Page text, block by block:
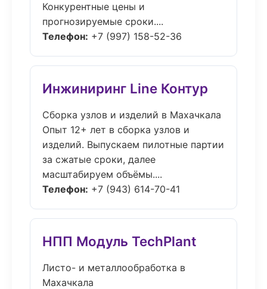
Конкурентные цены и
прогнозируемые сроки....
Телефон: +7 (997) 158-52-36
Инжиниринг Line Контур
Сборка узлов и изделий в Махачкала
Опыт 12+ лет в сборка узлов и
изделий. Выпускаем пилотные партии
за сжатые сроки, далее
масштабируем объёмы....
Телефон: +7 (943) 614-70-41
НПП Модуль TechPlant
Листо- и металлообработка в
Махачкала